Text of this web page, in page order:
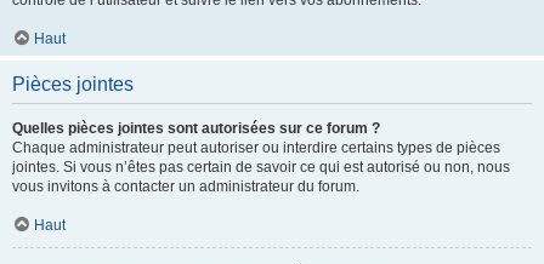
Haut
Pièces jointes
Quelles pièces jointes sont autorisées sur ce forum ?
Chaque administrateur peut autoriser ou interdire certains types de pièces
jointes. Si vous n’êtes pas certain de savoir ce qui est autorisé ou non, nous
vous invitons à contacter un administrateur du forum.
Haut